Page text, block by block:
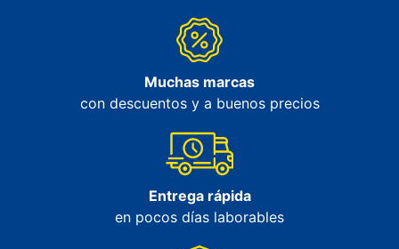
Muchas marcas
con descuentos y a buenos precios
Entrega rápida
en pocos días laborables